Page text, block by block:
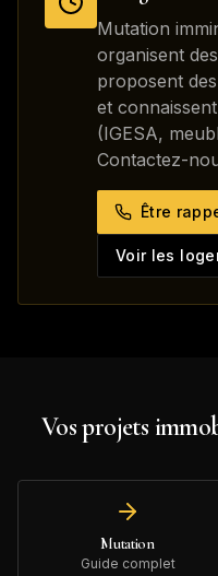
Mutation
organisent
proposent
et
(IGESA,
Contactez-
Être
Voir les
Vos projets
Mutation
Guide complet